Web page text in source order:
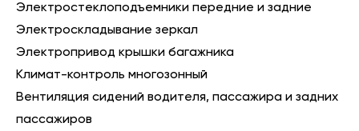
Электростеклоподъемники передние и задние
Электроскладывание зеркал
Электропривод крышки багажника
Климат-контроль многозонный
Вентиляция сидений водителя, пассажира и задних
пассажиров